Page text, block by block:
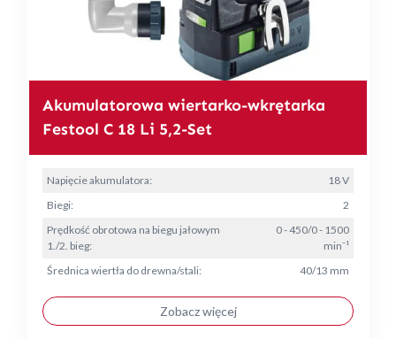
Akumulatorowa wiertarko-wkrętarka
Festool C 18 Li 5,2-Set
Napięcie akumulatora:
18 V
Biegi:
2
Prędkość obrotowa na biegu jałowym
1./2. bieg:
0 - 450/0 - 1500
min⁻¹
Średnica wiertła do drewna/stali:
40/13 mm
Zobacz więcej